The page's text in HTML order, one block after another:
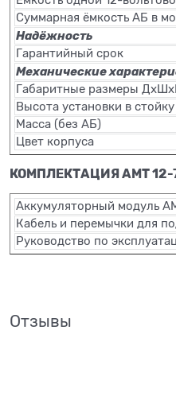
Суммарная ёмкость АБ в
Надёжность
Гарантийный срок
Механические
Габаритные размеры
Высота установки в стойку
Масса (без АБ)
Цвет корпуса
КОМПЛЕКТАЦИЯ АМТ 12-
Аккумуляторный модуль
Кабель и перемычки для
Руководство по
Отзывы